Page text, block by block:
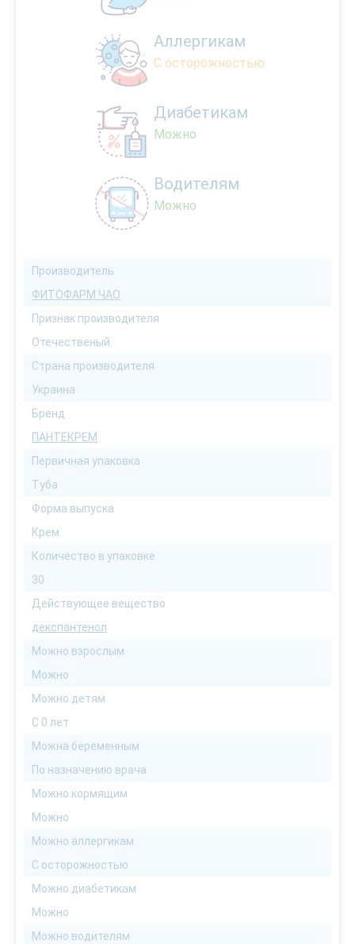
Аллергикам
С осторожностью
Диабетикам
Можно
Водителям
Можно
Производитель
ФИТОФАРМ ЧАО
Признак производителя
Отечественый
Страна производителя
Украина
Бренд
ПАНТЕКРЕМ
Первичная упаковка
Туба
Форма выпуска
Крем
Количество в упаковке
30
Действующее вещество
декспантенол
Можно взрослым
Можно
Можно детям
С 0 лет
Можна беременным
По назначению врача
Можно кормящим
Можно
Можно аллергикам
С осторожностью
Можно диабетикам
Можно
Можно водителям